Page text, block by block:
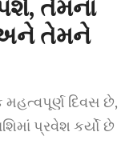
તેમના
અને તેમને
દિવસ છે,
પ્રવેશ કર્યો છે